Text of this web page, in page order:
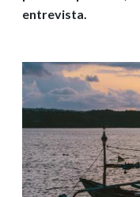
entrevista.